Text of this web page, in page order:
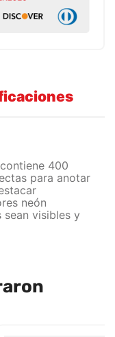
400
para anotar
neón
visibles y